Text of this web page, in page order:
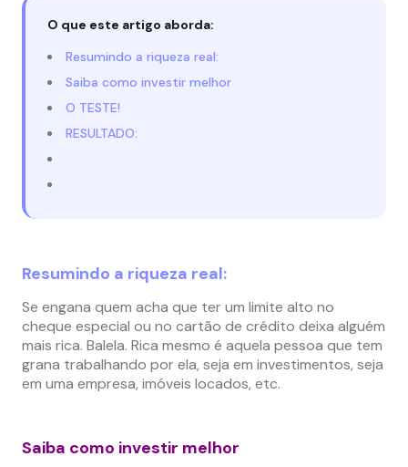
O que este artigo aborda:
Resumindo a riqueza real:
Saiba como investir melhor
O TESTE!
RESULTADO:
Resumindo a riqueza real:
Se engana quem acha que ter um limite alto no
cheque especial ou no cartão de crédito deixa alguém
mais rica. Balela. Rica mesmo é aquela pessoa que tem
grana trabalhando por ela, seja em investimentos, seja
em uma empresa, imóveis locados, etc.
Saiba como investir melhor